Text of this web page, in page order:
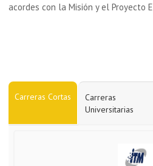
acordes con la Misión y el Proyecto
Carreras Cortas
Carreras
Universitarias